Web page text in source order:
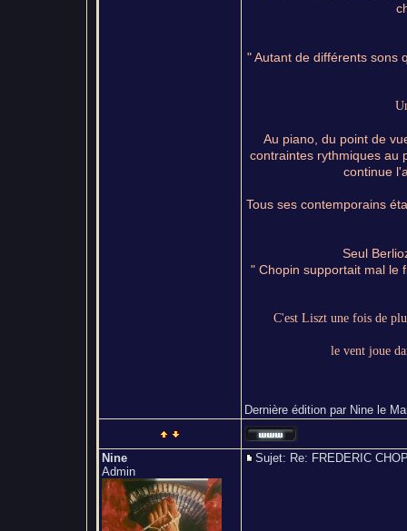
" Autant de différents sons
Au piano, du point de
contraintes rythmiques au
continue
Tous ses contemporains
Seul
" Chopin supportait mal le
C'est Liszt une fois de
le vent joue
Dernière édition par Nine le
Nine
Admin
Sujet: Re: FREDERIC